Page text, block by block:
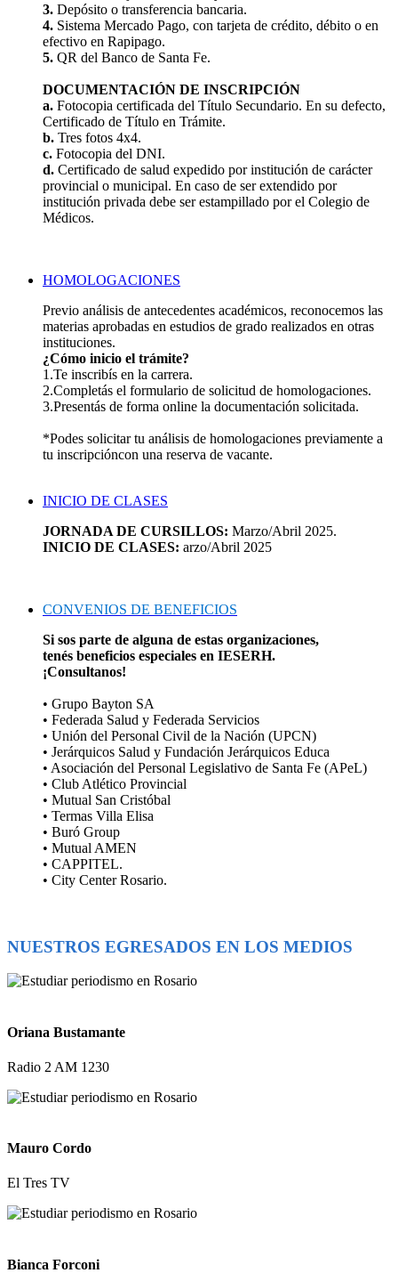
3. Depósito o transferencia bancaria.
4. Sistema Mercado Pago, con tarjeta de crédito, débito o en
efectivo en Rapipago.
5. QR del Banco de Santa Fe.
DOCUMENTACIÓN DE INSCRIPCIÓN
a. Fotocopia certificada del Título Secundario. En su defecto,
Certificado de Título en Trámite.
b. Tres fotos 4x4.
c. Fotocopia del DNI.
d. Certificado de salud expedido por institución de carácter
provincial o municipal. En caso de ser extendido por
institución privada debe ser estampillado por el Colegio de
Médicos.
HOMOLOGACIONES
Previo análisis de antecedentes académicos, reconocemos las
materias aprobadas en estudios de grado realizados en otras
instituciones.
¿Cómo inicio el trámite?
1.Te inscribís en la carrera.
2.Completás el formulario de solicitud de homologaciones.
3.Presentás de forma online la documentación solicitada.
*Podes solicitar tu análisis de homologaciones previamente a
tu inscripcióncon una reserva de vacante.
INICIO DE CLASES
JORNADA DE CURSILLOS: Marzo/Abril 2025.
INICIO DE CLASES: arzo/Abril 2025
CONVENIOS DE BENEFICIOS
Si sos parte de alguna de estas organizaciones,
tenés beneficios especiales en IESERH.
¡Consultanos!
• Grupo Bayton SA
• Federada Salud y Federada Servicios
• Unión del Personal Civil de la Nación (UPCN)
• Jerárquicos Salud y Fundación Jerárquicos Educa
• Asociación del Personal Legislativo de Santa Fe (APeL)
• Club Atlético Provincial
• Mutual San Cristóbal
• Termas Villa Elisa
• Buró Group
• Mutual AMEN
• CAPPITEL.
• City Center Rosario.
NUESTROS EGRESADOS EN LOS MEDIOS
Oriana Bustamante
Radio 2 AM 1230
Mauro Cordo
El Tres TV
Bianca Forconi